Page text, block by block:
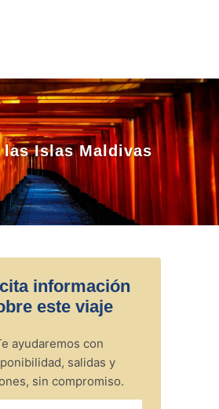
las Islas Maldivas
información
este viaje
ayudaremos con
salidas y
sin compromiso.